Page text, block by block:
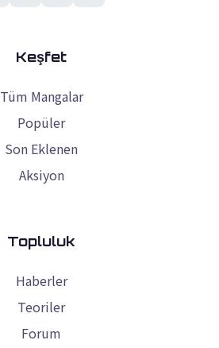
Keşfet
Tüm Mangalar
Popüler
Son Eklenen
Aksiyon
Topluluk
Haberler
Teoriler
Forum